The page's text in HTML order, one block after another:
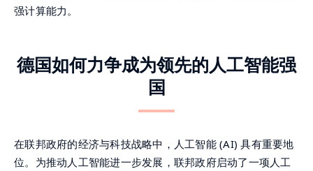
强计算能力。
德国如何力争成为领先的人工智能强
国
在联邦政府的经济与科技战略中，人工智能 (AI) 具有重要地
位。为推动人工智能进一步发展，联邦政府启动了一项人工